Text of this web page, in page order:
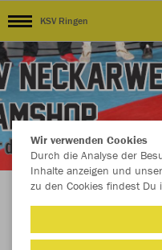
KSV Ringen
Herzlich
Wir verwenden Cookies
Durch die Analyse der
Inhalte anzeigen und
zu den Cookies findest Du